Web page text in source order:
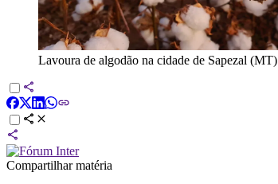
Lavoura de algodão na cidade de Sapezal (MT)
Compartilhar matéria